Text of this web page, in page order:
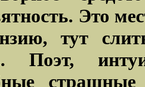
Это
тут
Поэт,